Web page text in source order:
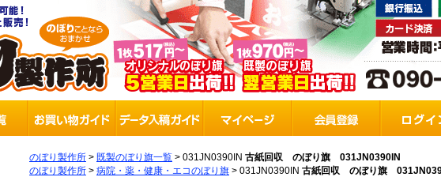
のぼり製作所 > 既製のぼり旗一覧 > 031JN0390IN 古紙回収 のぼり旗 031JN0390IN
のぼり製作所 > 病院・薬・健康・エコのぼり旗 > 031JN0390IN 古紙回収 のぼり旗